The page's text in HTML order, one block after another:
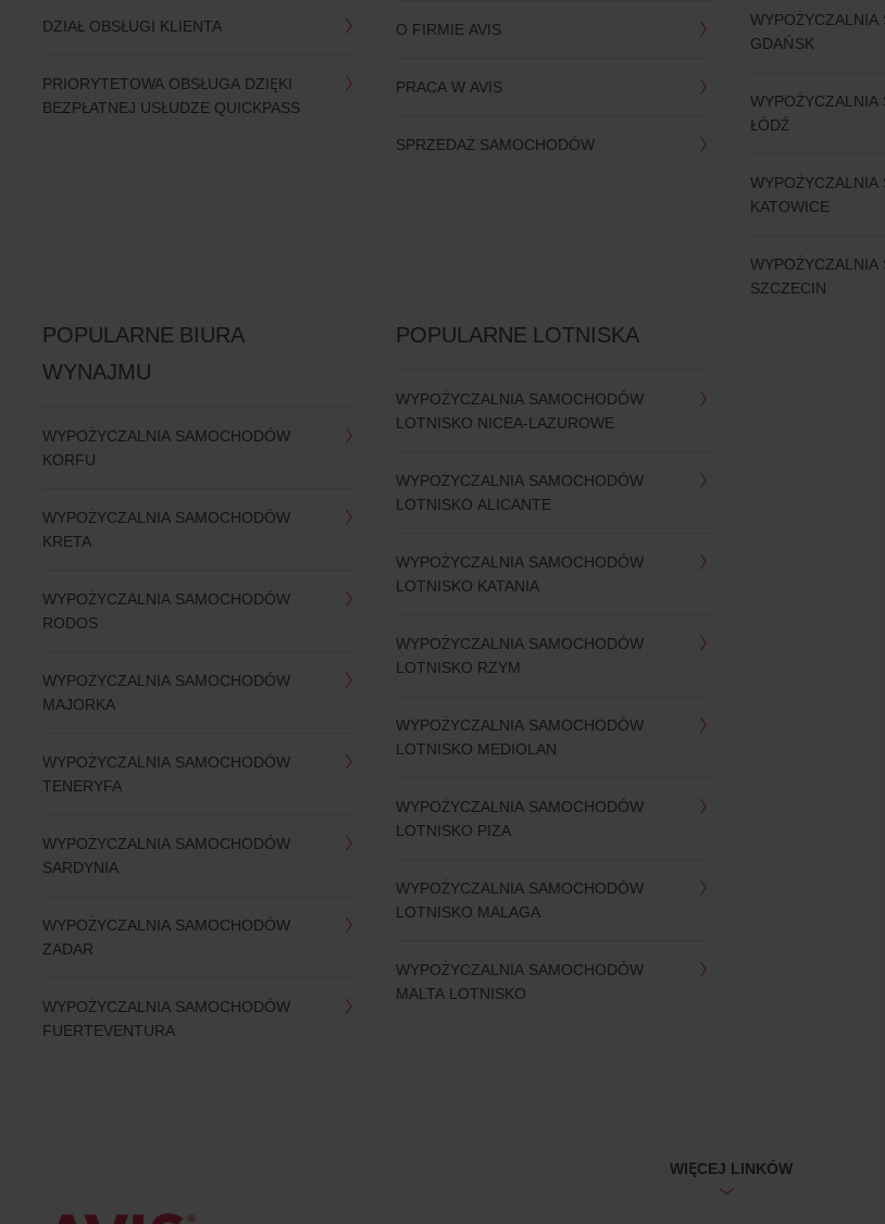
DZIAŁ OBSŁUGI KLIENTA
PRIORYTETOWA OBSŁUGA DZIĘKI
BEZPŁATNEJ USŁUDZE QUICKPASS
O FIRMIE AVIS
PRACA W AVIS
SPRZEDAŻ SAMOCHODÓW
GDAŃSK
ŁÓDŹ
KATOWICE
SZCZECIN
POPULARNE BIURA
WYNAJMU
WYPOŻYCZALNIA SAMOCHODÓW
KORFU
WYPOŻYCZALNIA SAMOCHODÓW
KRETA
WYPOŻYCZALNIA SAMOCHODÓW
RODOS
WYPOŻYCZALNIA SAMOCHODÓW
MAJORKA
WYPOŻYCZALNIA SAMOCHODÓW
TENERYFA
WYPOŻYCZALNIA SAMOCHODÓW
SARDYNIA
WYPOŻYCZALNIA SAMOCHODÓW
ZADAR
WYPOŻYCZALNIA SAMOCHODÓW
FUERTEVENTURA
POPULARNE LOTNISKA
WYPOŻYCZALNIA SAMOCHODÓW
LOTNISKO NICEA-LAZUROWE
WYPOŻYCZALNIA SAMOCHODÓW
LOTNISKO ALICANTE
WYPOŻYCZALNIA SAMOCHODÓW
LOTNISKO KATANIA
WYPOŻYCZALNIA SAMOCHODÓW
LOTNISKO RZYM
WYPOŻYCZALNIA SAMOCHODÓW
LOTNISKO MEDIOLAN
WYPOŻYCZALNIA SAMOCHODÓW
LOTNISKO PIZA
WYPOŻYCZALNIA SAMOCHODÓW
LOTNISKO MALAGA
WYPOŻYCZALNIA SAMOCHODÓW
MALTA LOTNISKO
WIĘCEJ LINKÓW